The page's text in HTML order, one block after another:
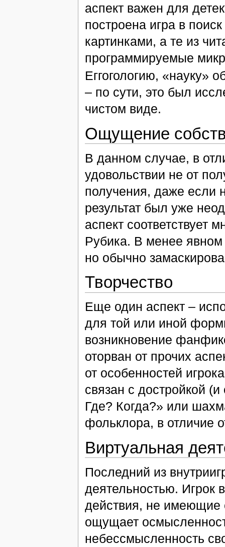
аспект важен для
построена игра в
картинками, а те из
программируемые
Еггогологию, «науку»
– по сути, это был
чистом виде.
Ощущение
В данном случае, в
удовольствии не от
получения, даже если
результат был уже
аспект соответствует
Рубика. В менее явном
но обычно
Творчество
Еще один аспект –
для той или иной
возникновение
оторван от прочих
от особенностей
связан с достройкой
Где? Когда?» или
фольклора, в отличие
Виртуальная
Последний из
деятельностью. Игрок
действия, не имеющие
ощущает
небессмысленность